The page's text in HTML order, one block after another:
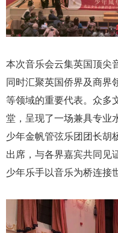
本次音乐会云集英国顶尖
同时汇聚英国侨界及商界
等领域的重要代表。众多
堂，呈现了一场兼具专业
少年金帆管弦乐团团长胡
出席，与各界嘉宾共同见
少年乐手以音乐为桥连接